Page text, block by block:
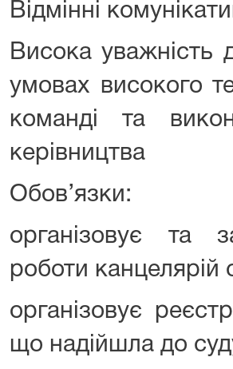
Відмінні
Висока уважність
умовах високого
команді та
керівництва
Обов’язки:
організовує та
роботи канцелярій
організовує
що надійшла до